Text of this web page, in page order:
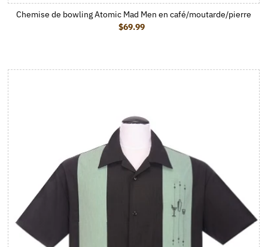
Chemise de bowling Atomic Mad Men en café/moutarde/pierre
Prix ordinaire
$69.99